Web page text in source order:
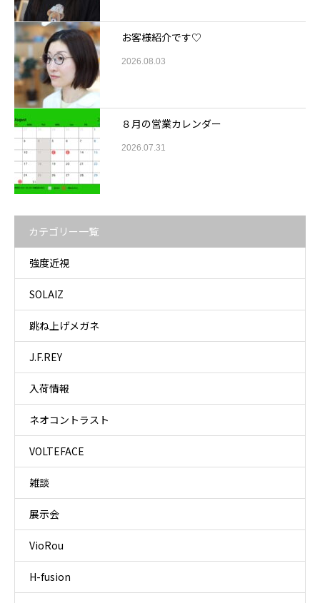
お客様紹介です♡
2026.08.03
８月の営業カレンダー
2026.07.31
カテゴリー一覧
強度近視
SOLAIZ
跳ね上げメガネ
J.F.REY
入荷情報
ネオコントラスト
VOLTEFACE
雑談
展示会
VioRou
H-fusion